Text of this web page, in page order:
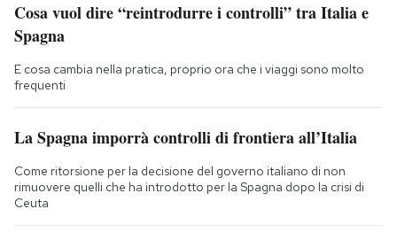
Cosa vuol dire “reintrodurre i controlli” tra Italia e
Spagna
E cosa cambia nella pratica, proprio ora che i viaggi sono molto
frequenti
La Spagna imporrà controlli di frontiera all’Italia
Come ritorsione per la decisione del governo italiano di non
rimuovere quelli che ha introdotto per la Spagna dopo la crisi di
Ceuta